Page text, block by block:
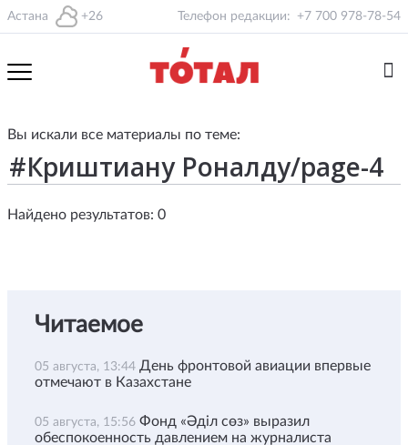
Астана +26 Телефон редакции: +7 700 978-78-54
Вы искали все материалы по теме:
Найдено результатов: 0
Читаемое
05 августа, 13:44 День фронтовой авиации впервые
отмечают в Казахстане
05 августа, 15:56 Фонд «Әділ сөз» выразил
обеспокоенность давлением на журналиста